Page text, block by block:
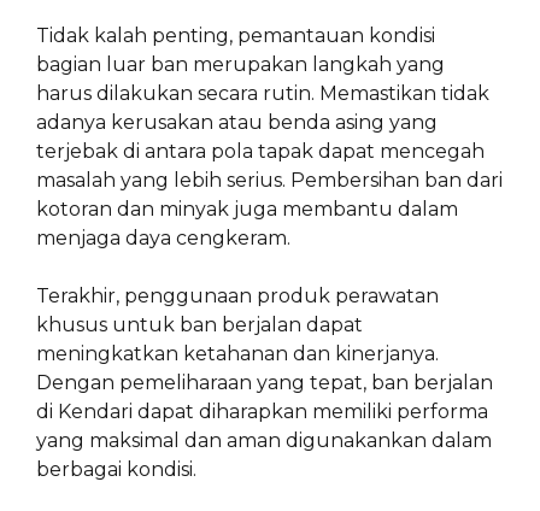
Tidak kalah penting, pemantauan kondisi
bagian luar ban merupakan langkah yang
harus dilakukan secara rutin. Memastikan tidak
adanya kerusakan atau benda asing yang
terjebak di antara pola tapak dapat mencegah
masalah yang lebih serius. Pembersihan ban dari
kotoran dan minyak juga membantu dalam
menjaga daya cengkeram.
Terakhir, penggunaan produk perawatan
khusus untuk ban berjalan dapat
meningkatkan ketahanan dan kinerjanya.
Dengan pemeliharaan yang tepat, ban berjalan
di Kendari dapat diharapkan memiliki performa
yang maksimal dan aman digunakankan dalam
berbagai kondisi.